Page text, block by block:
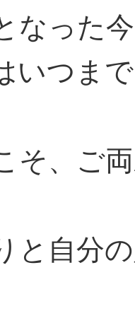
なった
つま
、ご
自分